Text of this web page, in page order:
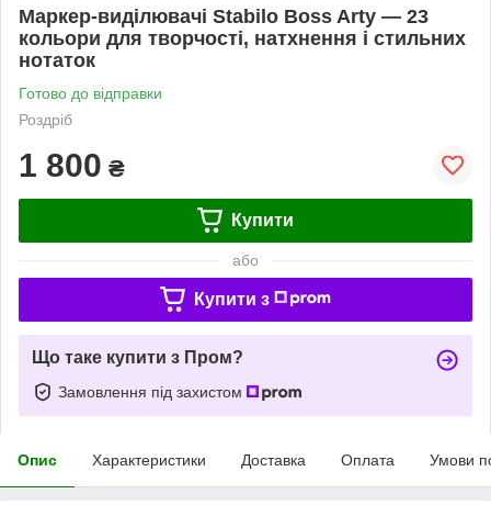
Маркер-виділювачі Stabilo Boss Arty — 23
кольори для творчості, натхнення і стильних
нотаток
Готово до відправки
Роздріб
1 800 ₴
Купити
або
Купити з
Що таке купити з Пром?
Замовлення під захистом
Опис Характеристики Доставка Оплата Умови